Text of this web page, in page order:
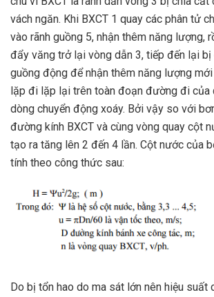
vách ngăn. Khi BXCT 1 quay các phân tử
vào rãnh guồng 5, nhận thêm năng lượng,
đẩy văng trở lại vòng dẫn 3, tiếp đến lại bị
guồng động để nhận thêm năng lượng
lặp đi lặp lại trên toàn đoạn đường đi của
dòng chuyển động xoáy. Bởi vậy so với
đường kính BXCT và cùng vòng quay cột
tạo ra tăng lên 2 đến 4 lần. Cột nước của
tính theo công thức sau:
Do bị tổn hao do ma sát lớn nên hiệu suất